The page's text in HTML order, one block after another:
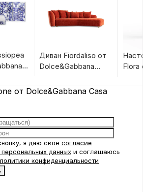
Диван Fiordaliso от
Dolce&Gabbana
Flora
от Dolce&Gabbana Casa
я даю свое согласие
данных и соглашаюсь
политики конфиденциальности